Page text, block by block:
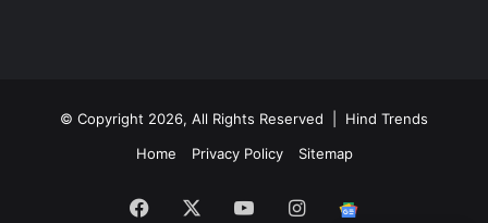
© Copyright 2026, All Rights Reserved | Hind Trends
Home
Privacy Policy Sitemap
Facebook YouTubeInstagram